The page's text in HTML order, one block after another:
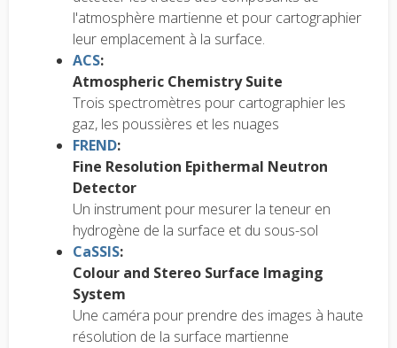
l'atmosphère martienne et pour cartographier
leur emplacement à la surface.
ACS:
Atmospheric Chemistry Suite
Trois spectromètres pour cartographier les
gaz, les poussières et les nuages
FREND:
Fine Resolution Epithermal Neutron
Detector
Un instrument pour mesurer la teneur en
hydrogène de la surface et du sous-sol
CaSSIS:
Colour and Stereo Surface Imaging
System
Une caméra pour prendre des images à haute
résolution de la surface martienne